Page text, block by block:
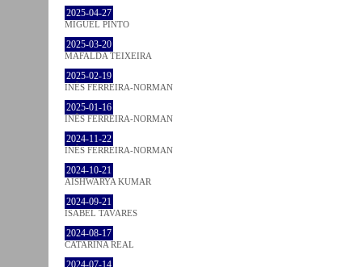
2025-04-27
MIGUEL PINTO
2025-03-20
MAFALDA TEIXEIRA
2025-02-19
INÊS FERREIRA-NORMAN
2025-01-16
INÊS FERREIRA-NORMAN
2024-11-22
INÊS FERREIRA-NORMAN
2024-10-21
AISHWARYA KUMAR
2024-09-21
ISABEL TAVARES
2024-08-17
CATARINA REAL
2024-07-14